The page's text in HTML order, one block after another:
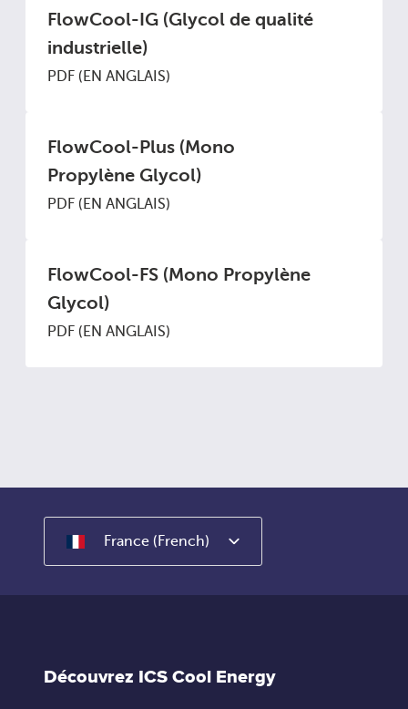
FlowCool-IG (Glycol de qualité
industrielle)
PDF (EN ANGLAIS)
FlowCool-Plus (Mono
Propylène Glycol)
PDF (EN ANGLAIS)
FlowCool-FS (Mono Propylène
Glycol)
PDF (EN ANGLAIS)
France (French)
Découvrez ICS Cool Energy